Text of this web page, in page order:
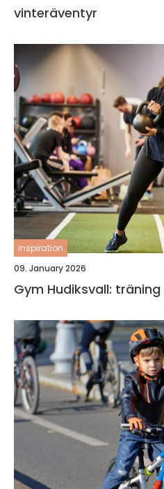
vinteräventyr
inspiration
09. January 2026
Gym Hudiksvall: